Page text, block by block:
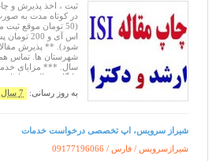
در کوتاه مدت به
(50 تومان موقع ثبت
اس آی و
شود). ** پذیرش
شهرستان ها. تماس
رایگان مقاله شما
جهت امکان سنجی
به روز رسانی: 7 سال پیش
شیراز سرویس، اپ تخصصی درخواست خدمات
شیرازسرویس / فارس / 09177196066